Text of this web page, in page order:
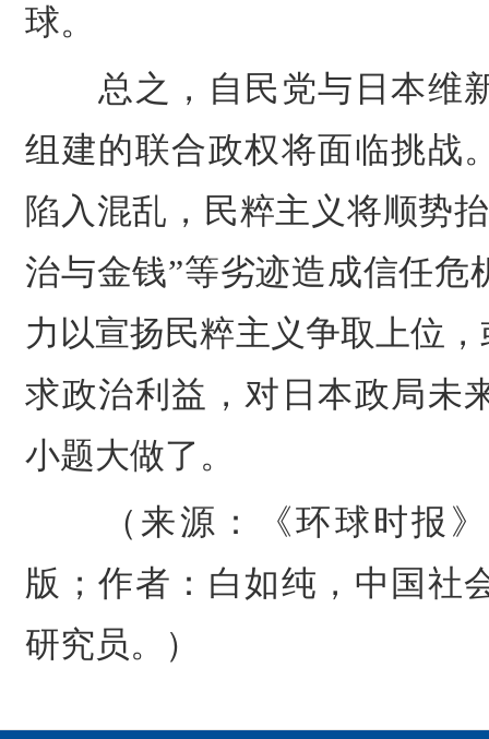
球。
总之，自民党与日本维
组建的联合政权将面临挑战
陷入混乱，民粹主义将顺势
治与金钱”等劣迹造成信任危
力以宣扬民粹主义争取上位
求政治利益，对日本政局未
小题大做了。
（来源：《环球时报
版；作者：白如纯，中国社
研究员。）